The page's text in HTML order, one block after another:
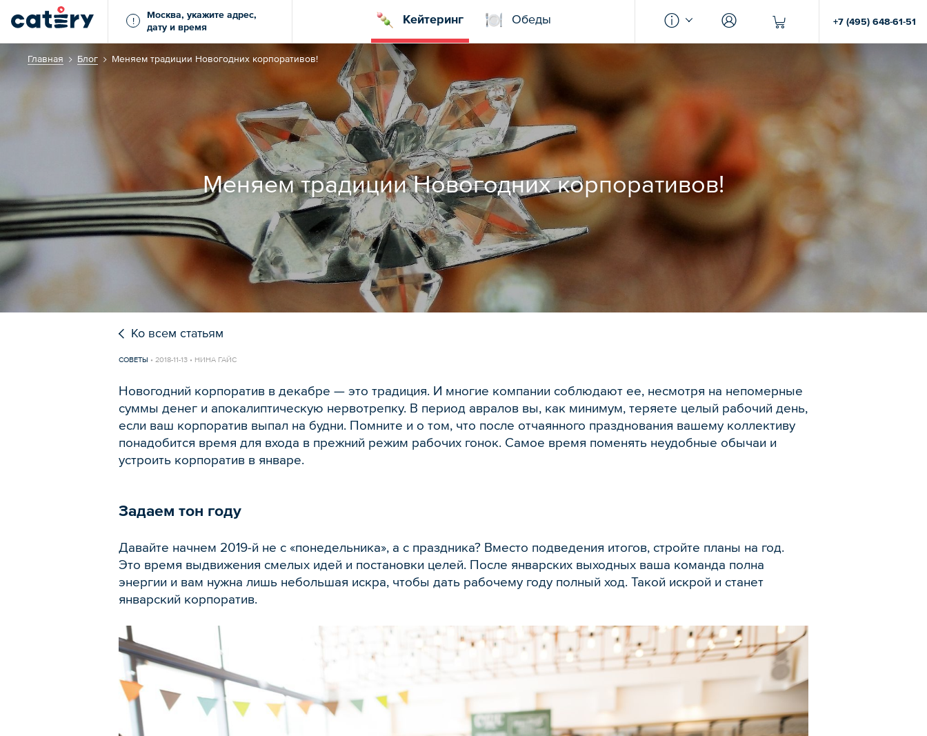
!
Москва, укажите адрес,
дату и время
Кейтеринг Обеды +7 (495) 648-61-51
Главная Блог Меняем традиции Новогодних корпоративов!
Меняем традиции Новогодних корпоративов!
Ко всем статьям
СОВЕТЫ • 2018-11-13 • НИНА ГАЙС
Новогодний корпоратив в декабре — это традиция. И многие компании соблюдают ее, несмотря на непомерные
суммы денег и апокалиптическую нервотрепку. В период авралов вы, как минимум, теряете целый рабочий день,
если ваш корпоратив выпал на будни. Помните и о том, что после отчаянного празднования вашему коллективу
понадобится время для входа в прежний режим рабочих гонок. Самое время поменять неудобные обычаи и
устроить корпоратив в январе.
Задаем тон году
Давайте начнем 2019-й не с «понедельника», а с праздника? Вместо подведения итогов, стройте планы на год.
Это время выдвижения смелых идей и постановки целей. После январских выходных ваша команда полна
энергии и вам нужна лишь небольшая искра, чтобы дать рабочему году полный ход. Такой искрой и станет
январский корпоратив.